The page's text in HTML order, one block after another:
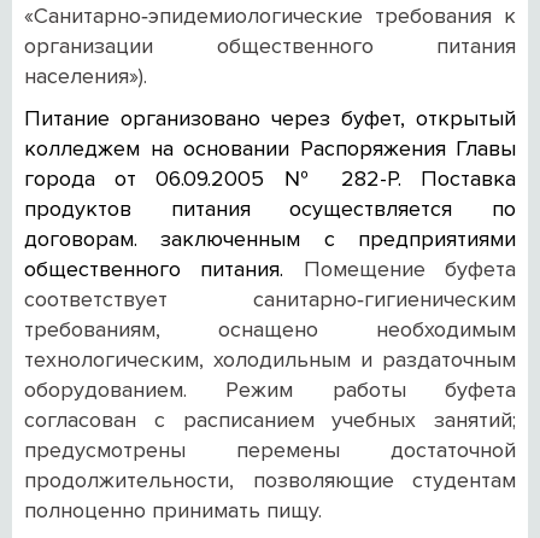
«Санитарно‑эпидемиологические требования к
организации общественного питания
населения»).
Питание организовано через буфет, открытый
колледжем на основании Распоряжения Главы
города от 06.09.2005 № 282-Р. Поставка
продуктов питания осуществляется по
договорам. заключенным с предприятиями
общественного питания. Помещение буфета
соответствует санитарно‑гигиеническим
требованиям, оснащено необходимым
технологическим, холодильным и раздаточным
оборудованием. Режим работы буфета
согласован с расписанием учебных занятий;
предусмотрены перемены достаточной
продолжительности, позволяющие студентам
полноценно принимать пищу.